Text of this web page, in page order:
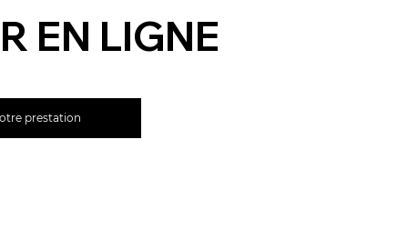
prestation
EN LIGNE